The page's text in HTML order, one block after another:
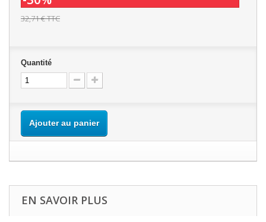
32,71 €TTC
Quantité
Ajouter au panier
EN SAVOIR PLUS